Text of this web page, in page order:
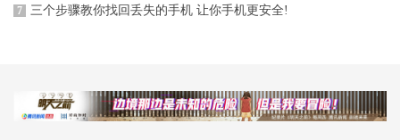
7 三个步骤教你找回丢失的手机 让你手机更安全!